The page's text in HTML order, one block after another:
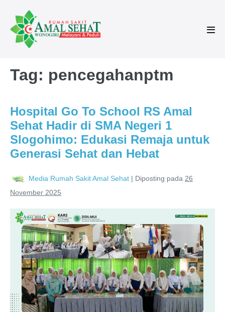
Tag: pencegahanptm
Hospital Go To School RS Amal
Sehat Hadir di SMA Negeri 1
Slogohimo: Edukasi Remaja untuk
Generasi Sehat dan Hebat
Media Rumah Sakit Amal Sehat | Diposting pada 26
November 2025